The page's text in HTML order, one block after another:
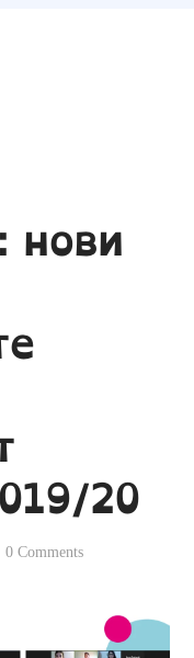
20
0 Comments